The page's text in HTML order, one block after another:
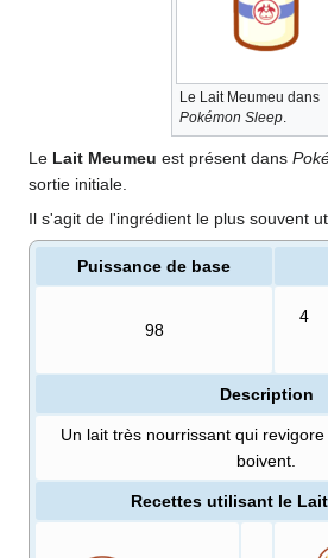
Le Lait Meumeu dans
Pokémon Sleep.
Le Lait Meumeu est présent dans
sortie initiale.
Il s'agit de l'ingrédient le plus souvent
Puissance de base
98
4
Description
Un lait très nourrissant qui
boivent.
Recettes utilisant le